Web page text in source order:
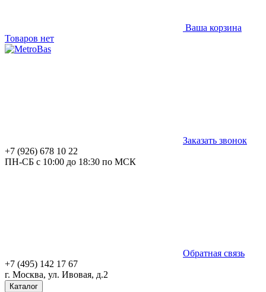
Ваша корзина
Товаров нет
Заказать звонок
+7 (926) 678 10 22
ПН-СБ с 10:00 до 18:30 по МСК
Обратная связь
+7 (495) 142 17 67
г. Москва, ул. Ивовая, д.2
Каталог